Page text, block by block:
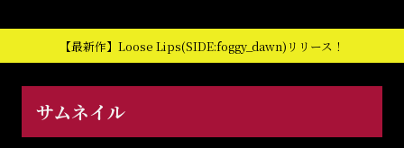
【最新作】Loose Lips(SIDE:foggy_dawn)リリース！
サムネイル